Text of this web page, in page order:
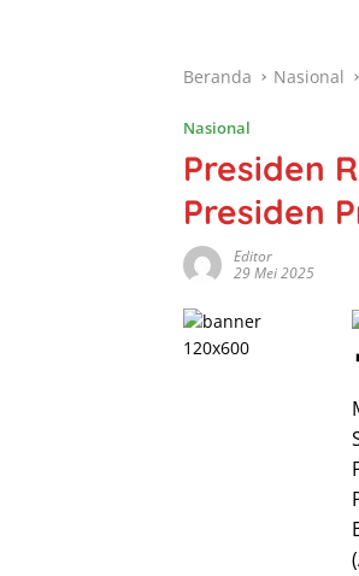
Beranda Nasional
Nasional
Presiden
Presiden
Editor
29 Mei 2025